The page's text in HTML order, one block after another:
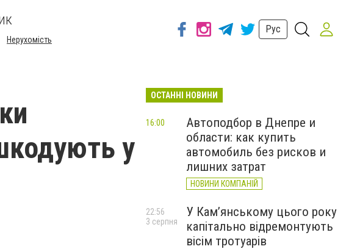
Нерухомість
Рус
у
ОСТАННІ НОВИНИ
Автоподбор в Днепре и
области: как купить
автомобиль без рисков и
лишних затрат
НОВИНИ КОМПАНІЙ
16:00
У Кам’янському цього року
капітально відремонтують
вісім тротуарів
22:56
3 серпня